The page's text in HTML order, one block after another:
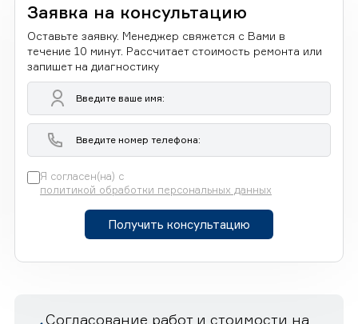
Заявка на консультацию
Оставьте заявку. Менеджер свяжется с Вами в
течение 10 минут. Рассчитает стоимость ремонта или
запишет на диагностику
Я согласен(на) с
политикой обработки персональных данных
Получить консультацию
Согласование работ и стоимости на